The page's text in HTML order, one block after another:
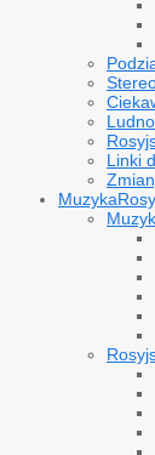
Linki
Muzyka